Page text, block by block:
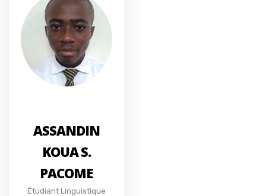
ASSANDIN
KOUA S.
PACOME
Étudiant Linguistique